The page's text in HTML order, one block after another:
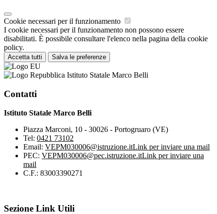
Cookie necessari per il funzionamento
I cookie necessari per il funzionamento non possono essere
disabilitati. È possibile consultare l'elenco nella pagina della cookie
policy.
Accetta tutti Salva le preferenze
Istituto Statale Marco Belli
Contatti
Istituto Statale Marco Belli
Piazza Marconi, 10 - 30026 - Portogruaro (VE)
Tel: 0421 73102
Email: VEPM030006@istruzione.itLink per inviare una mail
PEC: VEPM030006@pec.istruzione.itLink per inviare una
mail
C.F.: 83003390271
Sezione Link Utili